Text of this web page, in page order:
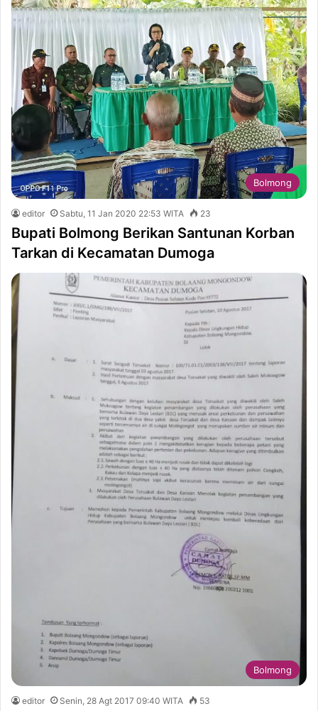
Bolmong
editor Sabtu, 11 Jan 2020 22:53 WITA 23
Bupati Bolmong Berikan Santunan Korban
Tarkan di Kecamatan Dumoga
Bolmong
editor Senin, 28 Agt 2017 09:40 WITA 53